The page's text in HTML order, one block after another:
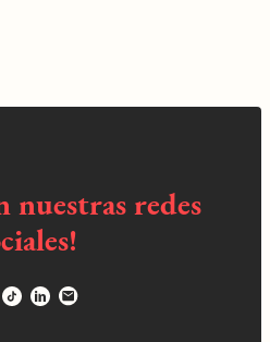
nuestras redes